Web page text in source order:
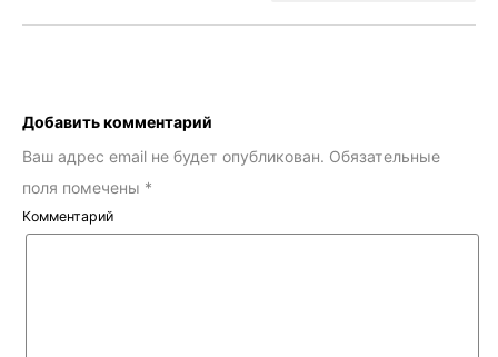
Добавить комментарий
Ваш адрес email не будет опубликован. Обязательные
поля помечены *
Комментарий